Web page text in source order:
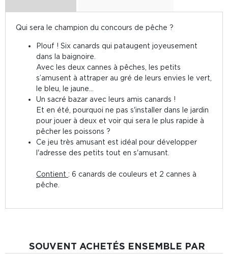
Qui sera le champion du concours de pêche ?
Plouf ! Six canards qui pataugent joyeusement
dans la baignoire.
Avec les deux cannes à pêches, les petits
s’amusent à attraper au gré de leurs envies le vert,
le bleu, le jaune…
Un sacré bazar avec leurs amis canards !
Et en été, pourquoi ne pas s'installer dans le jardin
pour jouer à deux et voir qui sera le plus rapide à
pêcher les poissons ?
Ce jeu très amusant est idéal pour développer
l'adresse des petits tout en s'amusant.
Contient : 6 canards de couleurs et 2 cannes à
pêche.
SOUVENT ACHETÉS ENSEMBLE PAR